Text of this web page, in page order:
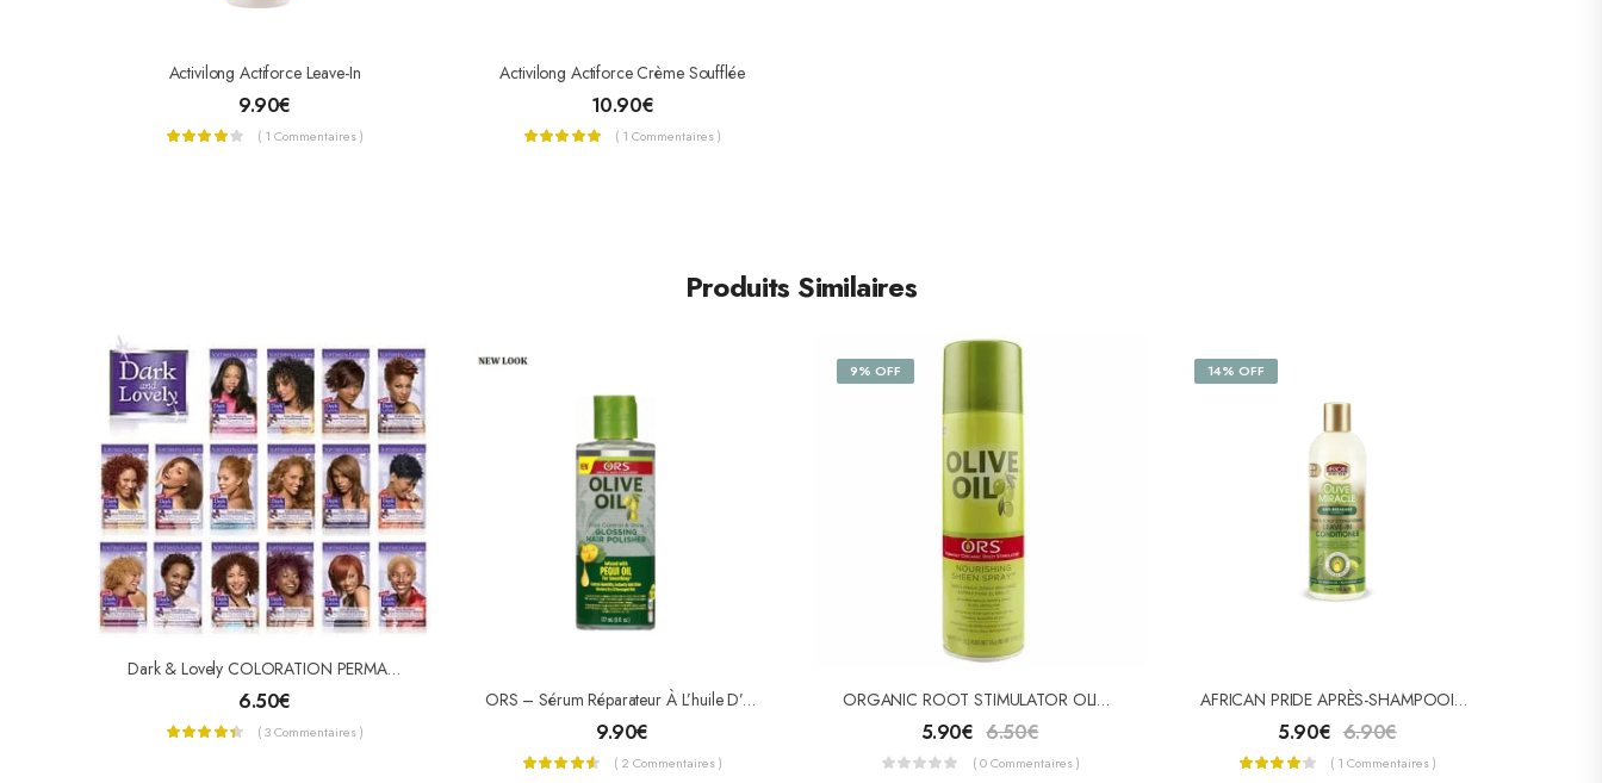
Activilong Actiforce Leave-In
9.90€
( 1 Commentaires )
Activilong Actiforce Crème Soufflée
10.90€
( 1 Commentaires )
Produits Similaires
Dark & Lovely COLORATION PERMANENTE « NUTRITIVE INTENSE »
6.50€
( 3 Commentaires )
ORS – Sérum Réparateur À L’huile D’olive
9.90€
( 2 Commentaires )
9% OFF
ORGANIC ROOT STIMULATOR OLIVE OIL NOURISHING SHEEN SPRAY
5.90€ 6.50€
( 0 Commentaires )
14% OFF
AFRICAN PRIDE APRÈS-SHAMPOOING OLIVE MIRACLE 355ml
5.90€ 6.90€
( 1 Commentaires )